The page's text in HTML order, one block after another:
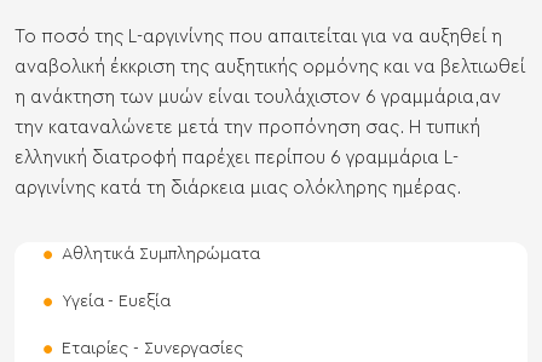
Το ποσό της L-αργινίνης που απαιτείται για να αυξηθεί η
αναβολική έκκριση της αυξητικής ορμόνης και να βελτιωθεί
η ανάκτηση των μυών είναι τουλάχιστον 6 γραμμάρια,αν
την καταναλώνετε μετά την προπόνηση σας. Η τυπική
ελληνική διατροφή παρέχει περίπου 6 γραμμάρια L-
αργινίνης κατά τη διάρκεια μιας ολόκληρης ημέρας.
Αθλητικά Συμπληρώματα
Υγεία - Ευεξία
Εταιρίες - Συνεργασίες